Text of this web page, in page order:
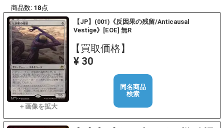
商品数: 18点
【JP】(001)《反因果の残留/Anticausal
Vestige》[EOE] 無R
【買取価格】
¥ 30
同名商品
検索